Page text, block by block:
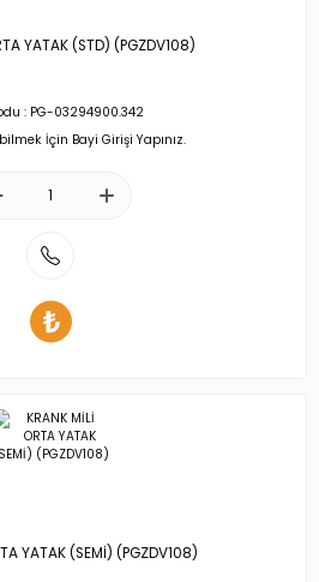
YATAK (STD) (PGZDV108)
: PG-03294900.342
İçin Bayi Girişi Yapınız.
YATAK (SEMİ) (PGZDV108)